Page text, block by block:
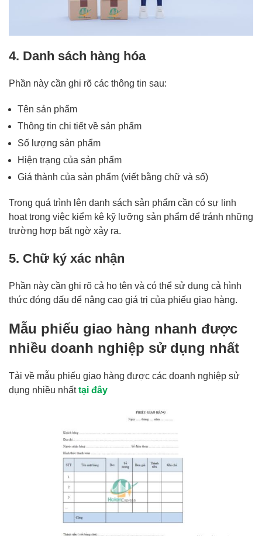
4. Danh sách hàng hóa
Phần này cần ghi rõ các thông tin sau:
Tên sản phẩm
Thông tin chi tiết về sản phẩm
Số lượng sản phẩm
Hiện trạng của sản phẩm
Giá thành của sản phẩm (viết bằng chữ và số)
Trong quá trình lên danh sách sản phẩm cần có sự linh
hoạt trong việc kiểm kê kỹ lưỡng sản phẩm để tránh những
trường hợp bất ngờ xảy ra.
5. Chữ ký xác nhận
Phần này cần ghi rõ cả họ tên và có thể sử dụng cả hình
thức đóng dấu để nâng cao giá trị của phiếu giao hàng.
Mẫu phiếu giao hàng nhanh được
nhiều doanh nghiệp sử dụng nhất
Tải về mẫu phiếu giao hàng được các doanh nghiệp sử
dụng nhiều nhấttại đây